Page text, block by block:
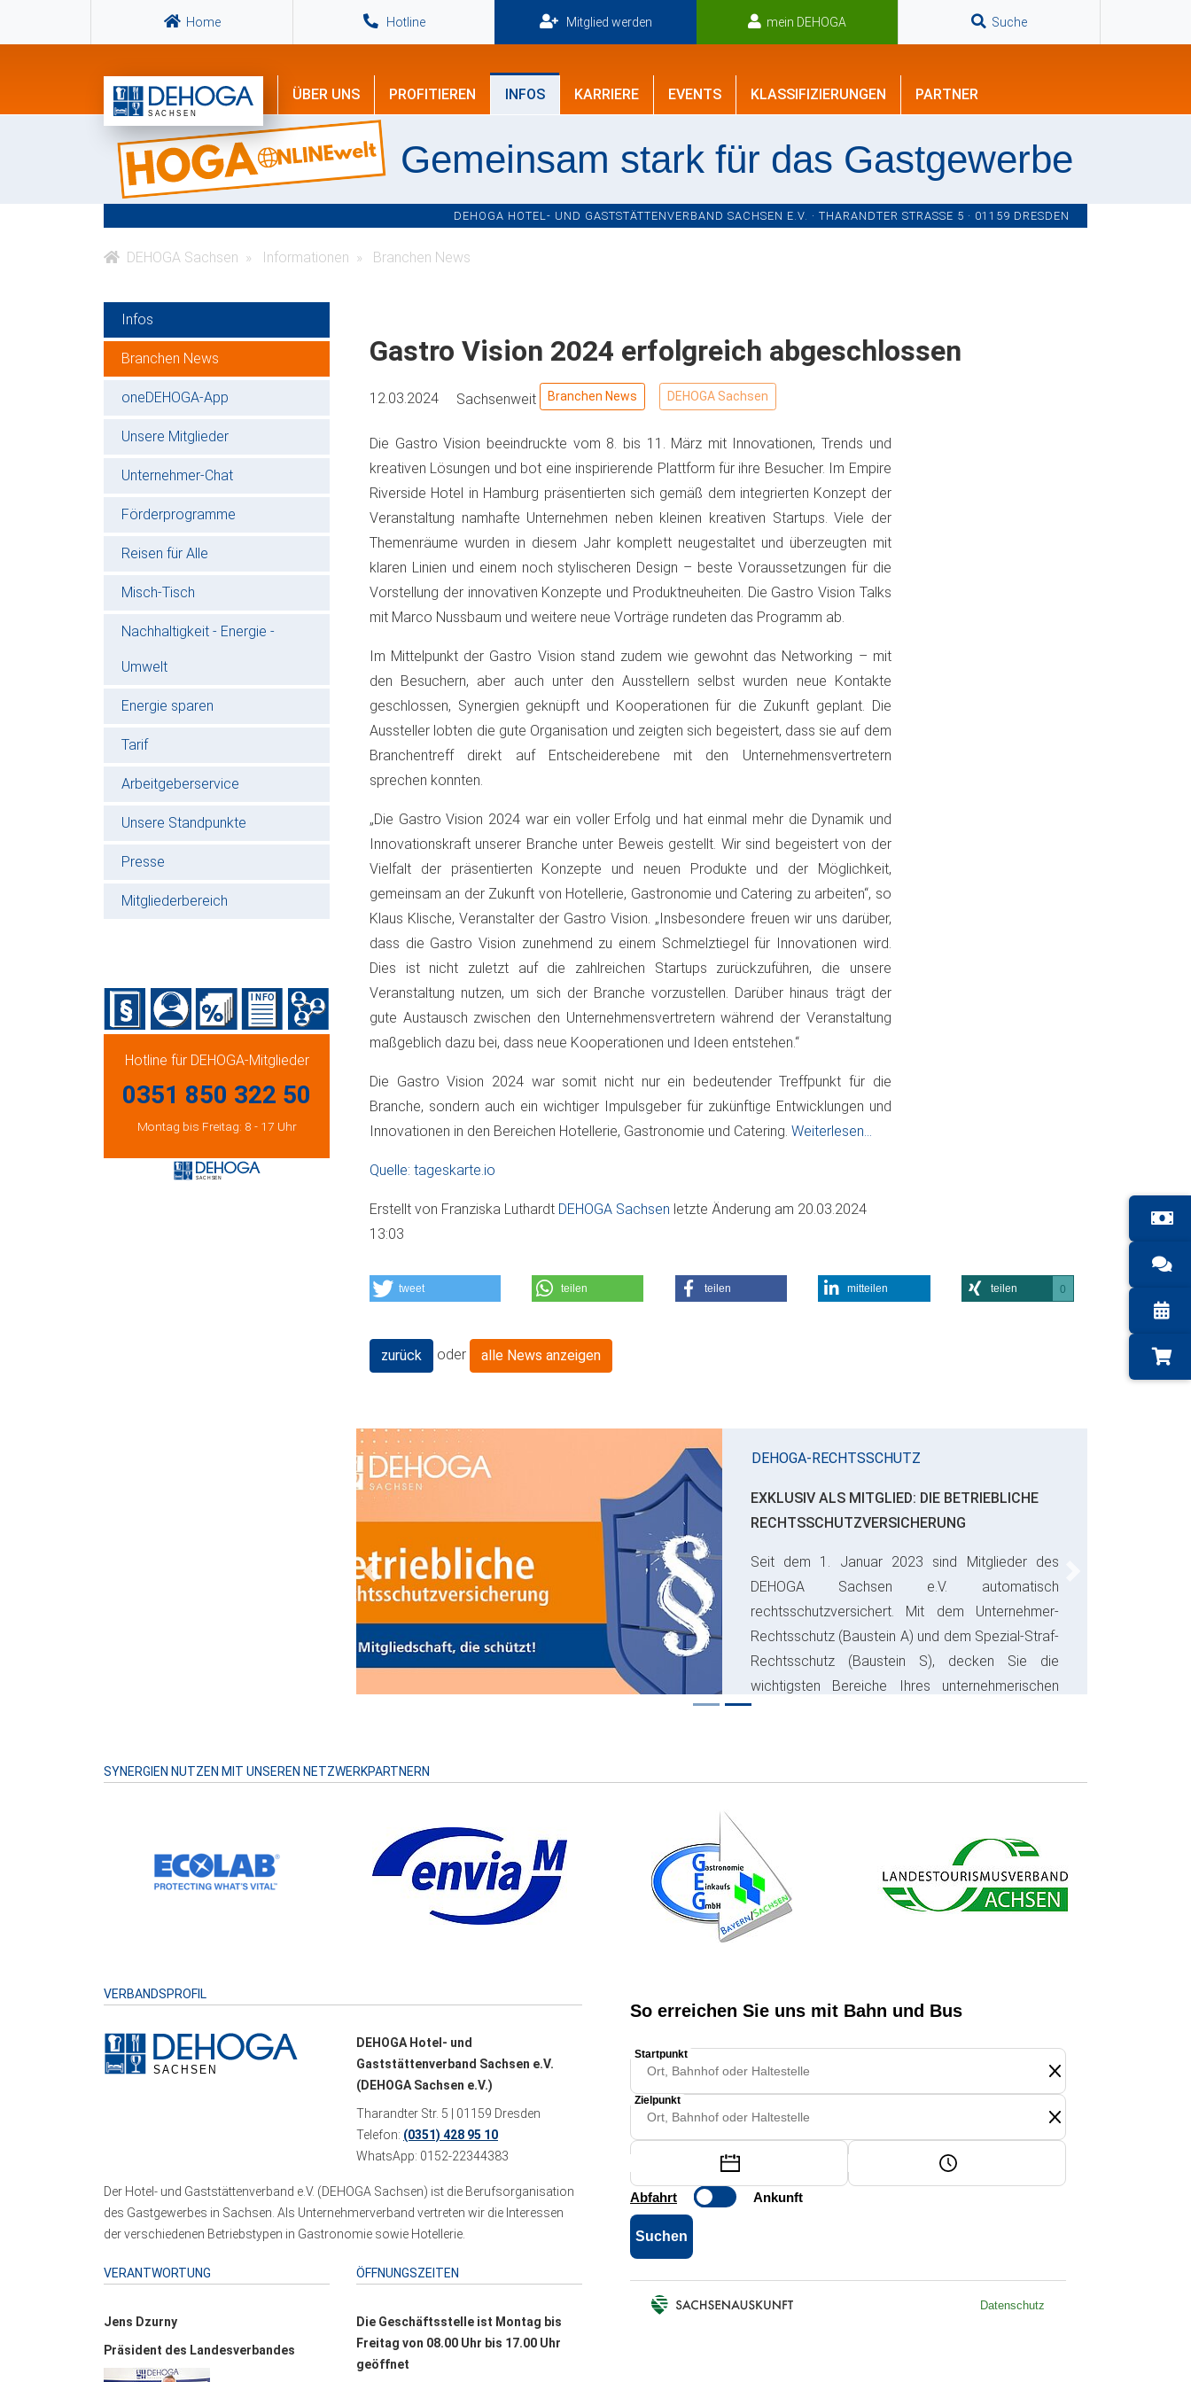
Home Hotline Mitglied werden mein DEHOGA Suche
ÜBER UNS PROFITIEREN INFOS KARRIERE EVENTS KLASSIFIZIERUNGEN PARTNER
Gemeinsam stark für das Gastgewerbe
DEHOGA HOTEL- UND GASTSTÄTTENVERBAND SACHSEN E.V. · THARANDTER STRASSE 5 · 01159 DRESDEN
DEHOGA Sachsen Informationen Branchen News
Infos
Branchen News
oneDEHOGA-App
Unsere Mitglieder
Unternehmer-Chat
Förderprogramme
Reisen für Alle
Misch-Tisch
Nachhaltigkeit - Energie -
Umwelt
Energie sparen
Tarif
Arbeitgeberservice
Unsere Standpunkte
Presse
Mitgliederbereich
Hotline für DEHOGA-Mitglieder
0351 850 322 50
Montag bis Freitag: 8 - 17 Uhr
Gastro Vision 2024 erfolgreich abgeschlossen
12.03.2024 Sachsenweit Branchen News DEHOGA Sachsen
Die Gastro Vision beeindruckte vom 8. bis 11. März mit Innovationen, Trends und
kreativen Lösungen und bot eine inspirierende Plattform für ihre Besucher. Im Empire
Riverside Hotel in Hamburg präsentierten sich gemäß dem integrierten Konzept der
Veranstaltung namhafte Unternehmen neben kleinen kreativen Startups. Viele der
Themenräume wurden in diesem Jahr komplett neugestaltet und überzeugten mit
klaren Linien und einem noch stylischeren Design – beste Voraussetzungen für die
Vorstellung der innovativen Konzepte und Produktneuheiten. Die Gastro Vision Talks
mit Marco Nussbaum und weitere neue Vorträge rundeten das Programm ab.
Im Mittelpunkt der Gastro Vision stand zudem wie gewohnt das Networking – mit
den Besuchern, aber auch unter den Ausstellern selbst wurden neue Kontakte
geschlossen, Synergien geknüpft und Kooperationen für die Zukunft geplant. Die
Aussteller lobten die gute Organisation und zeigten sich begeistert, dass sie auf dem
Branchentreff direkt auf Entscheiderebene mit den Unternehmensvertretern
sprechen konnten.
„Die Gastro Vision 2024 war ein voller Erfolg und hat einmal mehr die Dynamik und
Innovationskraft unserer Branche unter Beweis gestellt. Wir sind begeistert von der
Vielfalt der präsentierten Konzepte und neuen Produkte und der Möglichkeit,
gemeinsam an der Zukunft von Hotellerie, Gastronomie und Catering zu arbeiten“, so
Klaus Klische, Veranstalter der Gastro Vision. „Insbesondere freuen wir uns darüber,
dass die Gastro Vision zunehmend zu einem Schmelztiegel für Innovationen wird.
Dies ist nicht zuletzt auf die zahlreichen Startups zurückzuführen, die unsere
Veranstaltung nutzen, um sich der Branche vorzustellen. Darüber hinaus trägt der
gute Austausch zwischen den Unternehmensvertretern während der Veranstaltung
maßgeblich dazu bei, dass neue Kooperationen und Ideen entstehen.“
Die Gastro Vision 2024 war somit nicht nur ein bedeutender Treffpunkt für die
Branche, sondern auch ein wichtiger Impulsgeber für zukünftige Entwicklungen und
Innovationen in den Bereichen Hotellerie, Gastronomie und Catering. Weiterlesen...
Quelle: tageskarte.io
Erstellt von Franziska Luthardt DEHOGA Sachsen letzte Änderung am 20.03.2024
13:03
tweet teilen teilen mitteilen teilen 0
zurück oder alle News anzeigen
DEHOGA-RECHTSSCHUTZ
EXKLUSIV ALS MITGLIED: DIE BETRIEBLICHE
RECHTSSCHUTZVERSICHERUNG
Seit dem 1. Januar 2023 sind Mitglieder des
DEHOGA Sachsen e.V. automatisch
rechtsschutzversichert. Mit dem Unternehmer-
Rechtsschutz (Baustein A) und dem Spezial-Straf-
Rechtsschutz (Baustein S), decken Sie die
wichtigsten Bereiche Ihres unternehmerischen
Risikos ab und sparen bares Geld.
Previous
SYNERGIEN NUTZEN MIT UNSEREN NETZWERKPARTNERN
VERBANDSPROFIL
DEHOGA Hotel- und
Gaststättenverband Sachsen e.V.
(DEHOGA Sachsen e.V.)
Tharandter Str. 5 | 01159 Dresden
Telefon: (0351) 428 95 10
WhatsApp: 0152-22344383
Der Hotel- und Gaststättenverband e.V. (DEHOGA Sachsen) ist die Berufsorganisation
des Gastgewerbes in Sachsen. Als Unternehmerverband vertreten wir die Interessen
der verschiedenen Betriebstypen in Gastronomie sowie Hotellerie.
VERANTWORTUNG
Jens Dzurny
Präsident des Landesverbandes
ÖFFNUNGSZEITEN
Die Geschäftsstelle ist Montag bis
Freitag von 08.00 Uhr bis 17.00 Uhr
geöffnet